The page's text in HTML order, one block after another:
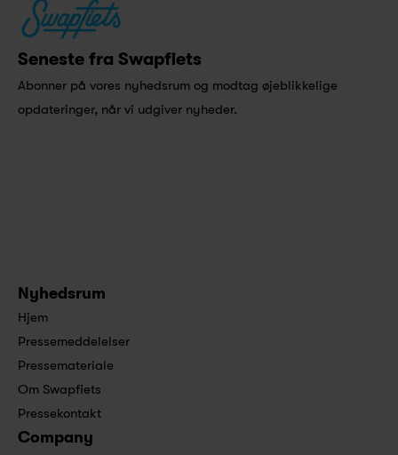
Seneste fra Swapfiets
Abonner på vores nyhedsrum og modtag øjeblikkelige
opdateringer, når vi udgiver nyheder.
Nyhedsrum
Hjem
Pressemeddelelser
Pressemateriale
Om Swapfiets
Pressekontakt
Company